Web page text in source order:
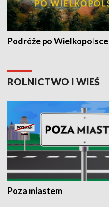
Podróże po Wielkopolsce
ROLNICTWO I WIEŚ
Poza miastem